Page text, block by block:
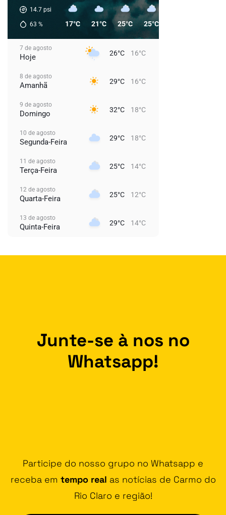
14.7 psi
63 % 17°C 21°C 25°C 25°C
7 de agosto
Hoje 26°C 16°C
8 de agosto
Amanhã 29°C 16°C
9 de agosto
Domingo 32°C 18°C
10 de agosto
Segunda-Feira 29°C 18°C
11 de agosto
Terça-Feira 25°C 14°C
12 de agosto
Quarta-Feira 25°C 12°C
13 de agosto
Quinta-Feira 29°C 14°C
Junte-se à nos no
Whatsapp!
Participe do nosso grupo no Whatsapp e
receba em tempo real as notícias de Carmo do
Rio Claro e região!